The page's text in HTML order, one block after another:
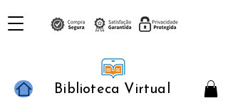
Biblioteca Virtual